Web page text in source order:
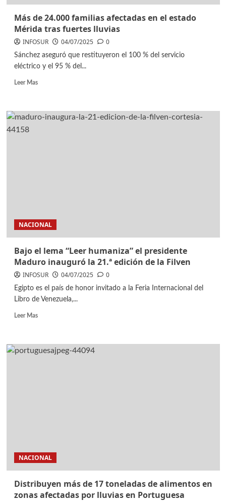
Más de 24.000 familias afectadas en el estado
Mérida tras fuertes lluvias
INFOSUR 04/07/2025 0
Sánchez aseguró que restituyeron el 100 % del servicio
eléctrico y el 95 % del...
Leer Mas
NACIONAL
Bajo el lema “Leer humaniza” el presidente
Maduro inauguró la 21.ª edición de la Filven
INFOSUR 04/07/2025 0
Egipto es el país de honor invitado a la Feria Internacional del
Libro de Venezuela,...
Leer Mas
NACIONAL
Distribuyen más de 17 toneladas de alimentos en
zonas afectadas por lluvias en Portuguesa